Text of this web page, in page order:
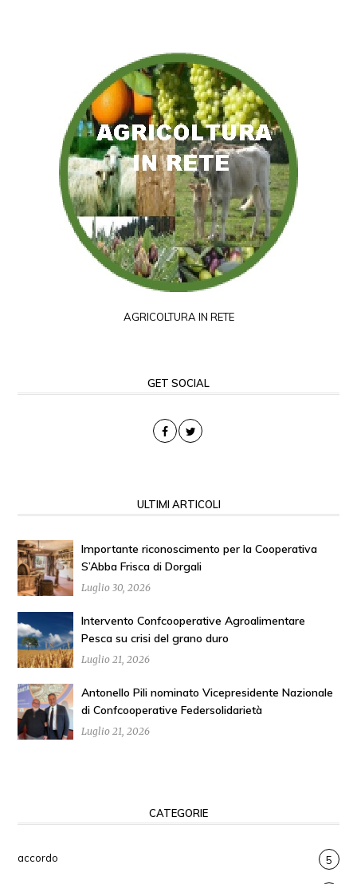
AGRICOLTURA IN RETE
GET SOCIAL
ULTIMI ARTICOLI
Importante riconoscimento per la Cooperativa
S’Abba Frisca di Dorgali
Luglio 30, 2026
Intervento Confcooperative Agroalimentare
Pesca su crisi del grano duro
Luglio 21, 2026
Antonello Pili nominato Vicepresidente Nazionale
di Confcooperative Federsolidarietà
Luglio 21, 2026
CATEGORIE
accordo 5